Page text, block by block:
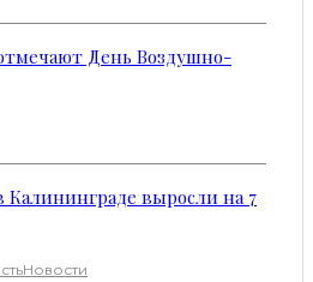
День Воздушно-
выросли на 7
Новости